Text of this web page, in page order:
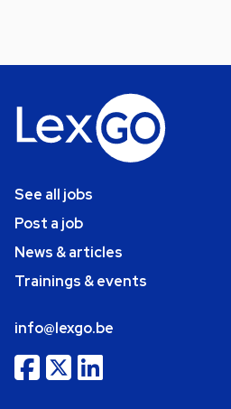
See all jobs
Post a job
News & articles
Trainings & events
info@lexgo.be